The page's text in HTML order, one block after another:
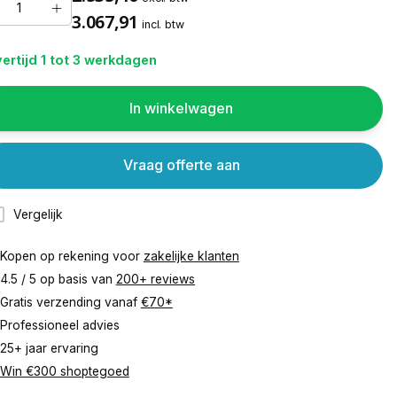
3.067,91 incl. btw
1 tot 3 werkdagen
In winkelwagen
Vergelijk
Vraag offerte aan
Kopen op rekening voor zakelijke klanten
4.5 / 5 op basis van 200+ reviews
Gratis verzending vanaf €70*
Professioneel advies
25+ jaar ervaring
Win €300 shoptegoed